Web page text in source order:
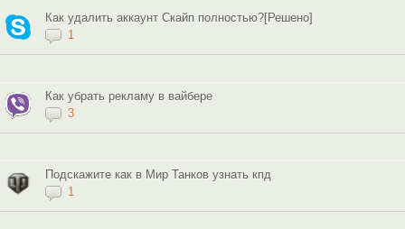
Как удалить аккаунт Скайп полностью?[Решено]
1
Как убрать рекламу в вайбере
3
Подскажите как в Мир Танков узнать кпд
1